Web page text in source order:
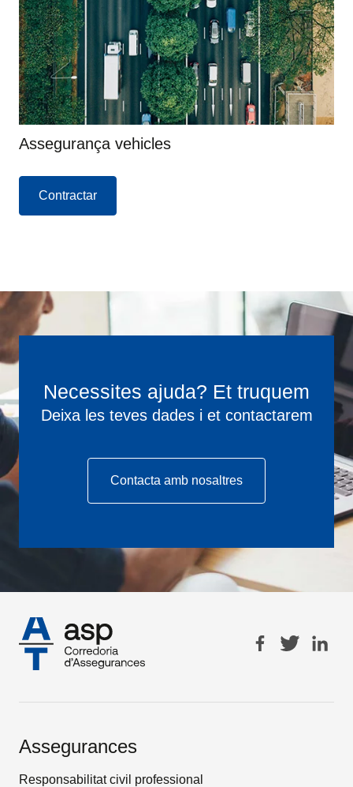
Assegurança vehicles
Contractar
Necessites ajuda? Et truquem
Deixa les teves dades i et contactarem
Contacta amb nosaltres
Assegurances
Responsabilitat civil professional